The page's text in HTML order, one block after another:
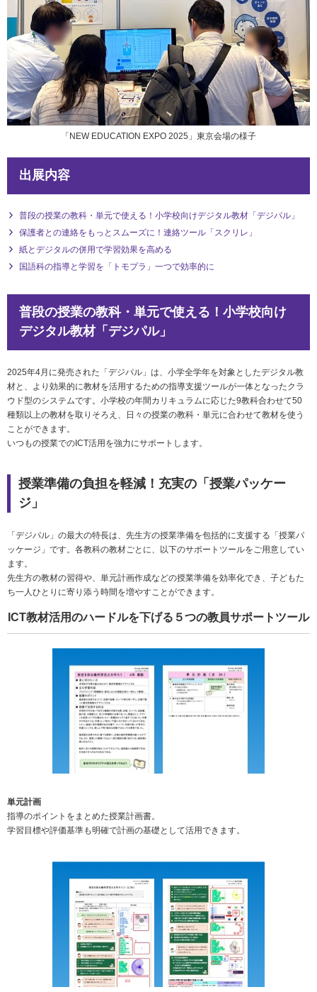
「NEW EDUCATION EXPO 2025」東京会場の様子
出展内容
普段の授業の教科・単元で使える！小学校向けデジタル教材「デジパル」
保護者との連絡をもっとスムーズに！連絡ツール「スクリレ」
紙とデジタルの併用で学習効果を高める
国語科の指導と学習を「トモプラ」一つで効率的に
普段の授業の教科・単元で使える！小学校向け
デジタル教材「デジパル」
2025年4月に発売された「デジパル」は、小学全学年を対象としたデジタル教
材と、より効果的に教材を活用するための指導支援ツールが一体となったクラ
ウド型のシステムです。小学校の年間カリキュラムに応じた9教科合わせて50
種類以上の教材を取りそろえ、日々の授業の教科・単元に合わせて教材を使う
ことができます。
いつもの授業でのICT活用を強力にサポートします。
授業準備の負担を軽減！充実の「授業パッケー
ジ」
「デジパル」の最大の特長は、先生方の授業準備を包括的に支援する「授業パ
ッケージ」です。各教科の教材ごとに、以下のサポートツールをご用意してい
ます。
先生方の教材の習得や、単元計画作成などの授業準備を効率化でき、子どもた
ち一人ひとりに寄り添う時間を増やすことができます。
ICT教材活用のハードルを下げる５つの教員サポートツール
単元計画
指導のポイントをまとめた授業計画書。
学習目標や評価基準も明確で計画の基礎として活用できます。